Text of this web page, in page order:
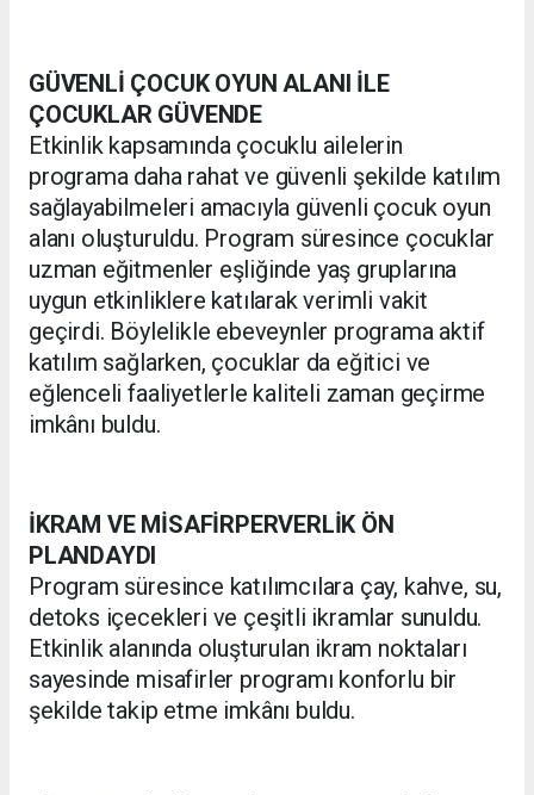
GÜVENLİ ÇOCUK OYUN ALANI İLE
ÇOCUKLAR GÜVENDE
Etkinlik kapsamında çocuklu ailelerin
programa daha rahat ve güvenli şekilde katılım
sağlayabilmeleri amacıyla güvenli çocuk oyun
alanı oluşturuldu. Program süresince çocuklar
uzman eğitmenler eşliğinde yaş gruplarına
uygun etkinliklere katılarak verimli vakit
geçirdi. Böylelikle ebeveynler programa aktif
katılım sağlarken, çocuklar da eğitici ve
eğlenceli faaliyetlerle kaliteli zaman geçirme
imkânı buldu.
İKRAM VE MİSAFİRPERVERLİK ÖN
PLANDAYDI
Program süresince katılımcılara çay, kahve, su,
detoks içecekleri ve çeşitli ikramlar sunuldu.
Etkinlik alanında oluşturulan ikram noktaları
sayesinde misafirler programı konforlu bir
şekilde takip etme imkânı buldu.